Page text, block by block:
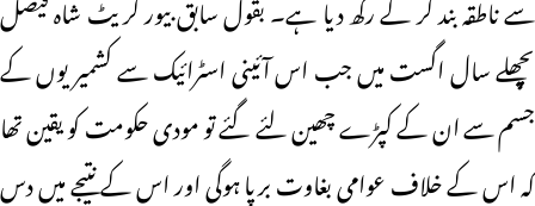
پچھلے سال اگست میں جب اس آئینی اسٹرائیک سے کشمیر یوں کے
جسم سے ان کے کپڑے چھین لئے گئے تو مودی حکومت کو یقین تھا
کہ اس کے خلاف عوامی بغاوت برپا ہوگی اور اس کے نتیجے میں دس